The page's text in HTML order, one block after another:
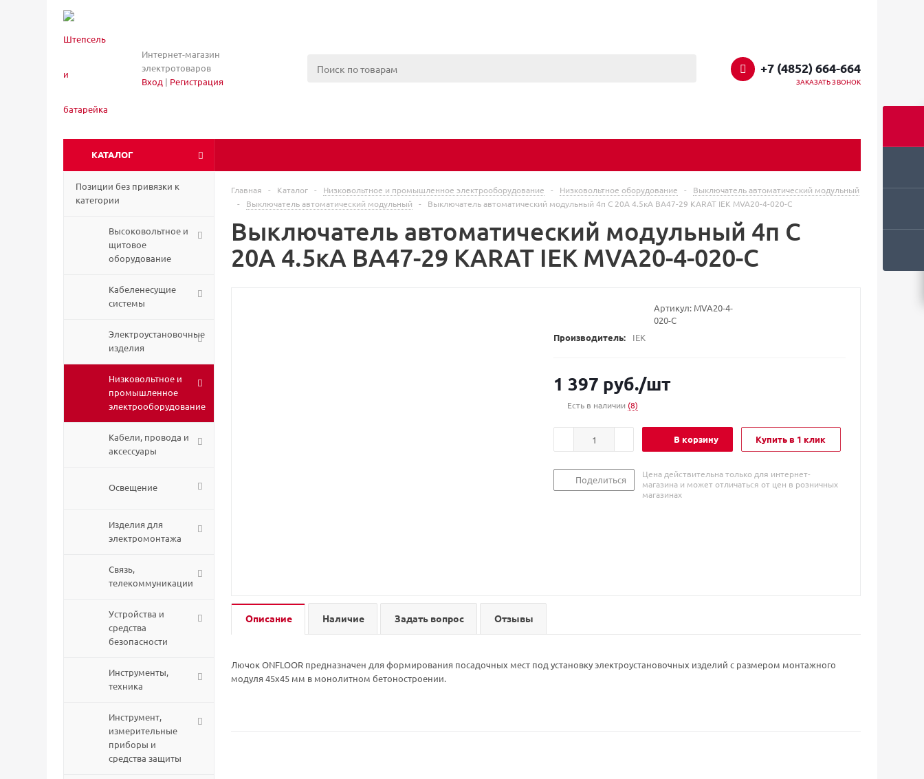
Интернет-магазин
электротоваров
Вход | Регистрация
+7 (4852) 664-664
ЗАКАЗАТЬ ЗВОНОК
КАТАЛОГ
Позиции без привязки к
категории
Высоковольтное и
щитовое
оборудование
Кабеленесущие
системы
Электроустановочные
изделия
Низковольтное и
промышленное
электрооборудование
Кабели, провода и
аксессуары
Освещение
Изделия для
электромонтажа
Связь,
телекоммуникации
Устройства и
средства
безопасности
Инструменты,
техника
Инструмент,
измерительные
приборы и
средства защиты
Главная - Каталог - Низковольтное и промышленное электрооборудование - Низковольтное оборудование -
Выключатель автоматический модульный
-
Выключатель автоматический модульный - Выключатель автоматический модульный 4п C 20А 4.5кА ВА47-29 KARAT IEK MVA20-4-020-C
Выключатель автоматический модульный 4п C
20А 4.5кА ВА47-29 KARAT IEK MVA20-4-020-C
Артикул: MVA20-4-
020-C
Производитель:
IEK
1 397 руб./шт
Есть в наличии (8)
В корзину Купить в 1 клик
Поделиться
Цена действительна только для интернет-
магазина и может отличаться от цен в розничных
магазинах
Описание Наличие Задать вопрос Отзывы
Лючок ONFLOOR предназначен для формирования посадочных мест под установку электроустановочных изделий с размером монтажного
модуля 45х45 мм в монолитном бетоностроении.